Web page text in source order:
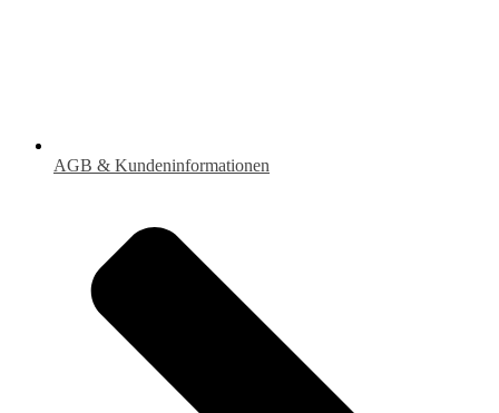
AGB & Kundeninformationen